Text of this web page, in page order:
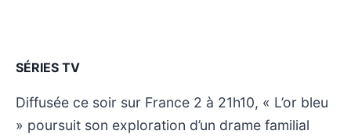
SÉRIES TV
Diffusée ce soir sur France 2 à 21h10, « L’or bleu
» poursuit son exploration d’un drame familial